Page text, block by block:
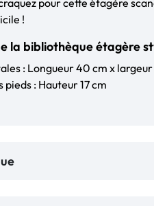
!
la bibliothèque étagère
: Longueur 40 cm x
pieds : Hauteur 17 cm